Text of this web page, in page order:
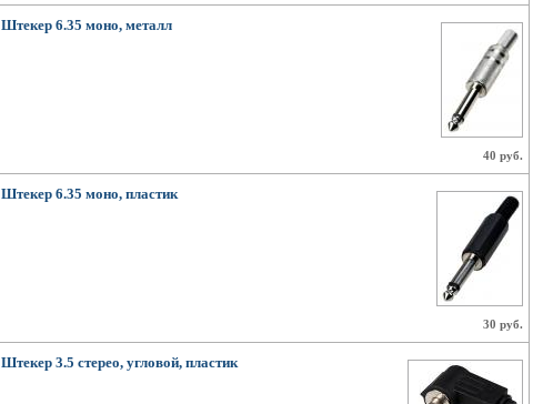
40 руб.
Штекер 6.35 моно, металл
30 руб.
Штекер 6.35 моно, пластик
Штекер 3.5 стерео, угловой, пластик